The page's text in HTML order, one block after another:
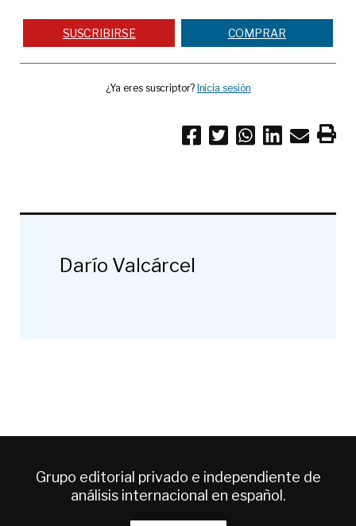
SUSCRIBIRSE COMPRAR
¿Ya eres suscriptor? Inicia sesión
Darío Valcárcel
Grupo editorial privado e independiente de
análisis internacional en español.